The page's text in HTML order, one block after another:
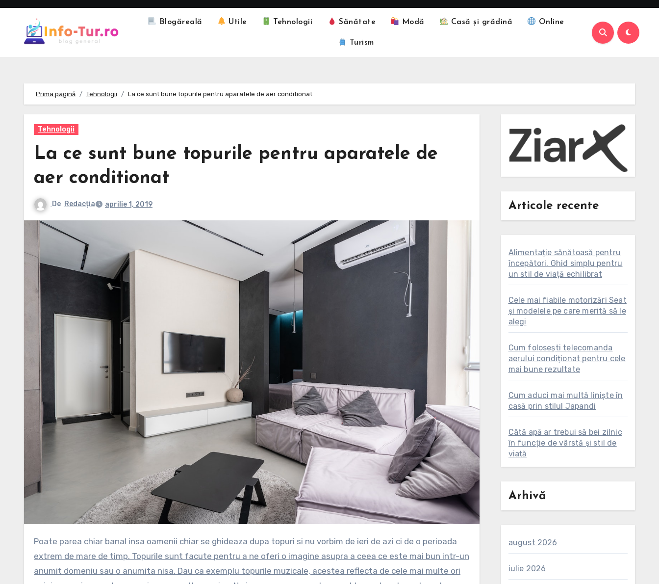
Skip
content
Blogăreală Utile Tehnologii Sănătate Modă Casă și grădină Online
Turism
Prima pagină Tehnologii La ce sunt bune topurile pentru aparatele de aer conditionat
Tehnologii
La ce sunt bune topurile pentru aparatele de
aer conditionat
De Redacția aprilie 1, 2019
Poate parea chiar banal insa oamenii chiar se ghideaza dupa topuri si nu vorbim de ieri de azi ci de o perioada
extrem de mare de timp. Topurile sunt facute pentru a ne oferi o imagine asupra a ceea ce este mai bun intr-un
anumit domeniu sau o anumita nisa. Dau ca exemplu topurile muzicale, acestea reflecta de cele mai multe ori
Articole recente
Alimentație sănătoasă pentru
începători. Ghid simplu pentru
un stil de viață echilibrat
Cele mai fiabile motorizări Seat
și modelele pe care merită să le
alegi
Cum folosești telecomanda
aerului condiționat pentru cele
mai bune rezultate
Cum aduci mai multă liniște în
casă prin stilul Japandi
Câtă apă ar trebui să bei zilnic
în funcție de vârstă și stil de
viață
Arhivă
august 2026
iulie 2026